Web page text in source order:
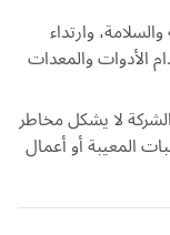
وارتداء
الأدوات والمعدات
لا يشكل مخاطر
المعيبة أو أعمال